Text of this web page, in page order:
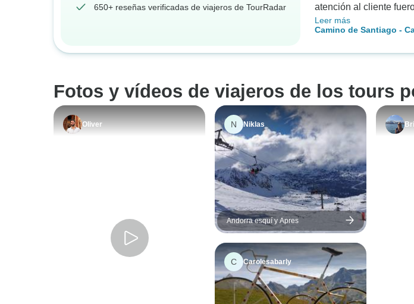
650+ reseñas verificadas de viajeros de TourRadar
atención al cliente
realmente geniales. El
Camino Francés, de
preparado para ello y
ningún problema para
completarlo.
Leer más
Camino de Santiago -
- De León a Santiago de
Fotos y vídeos de viajeros de los tours
Oliver N Niklas
Andorra esquí y Apres
C Carolesabarly